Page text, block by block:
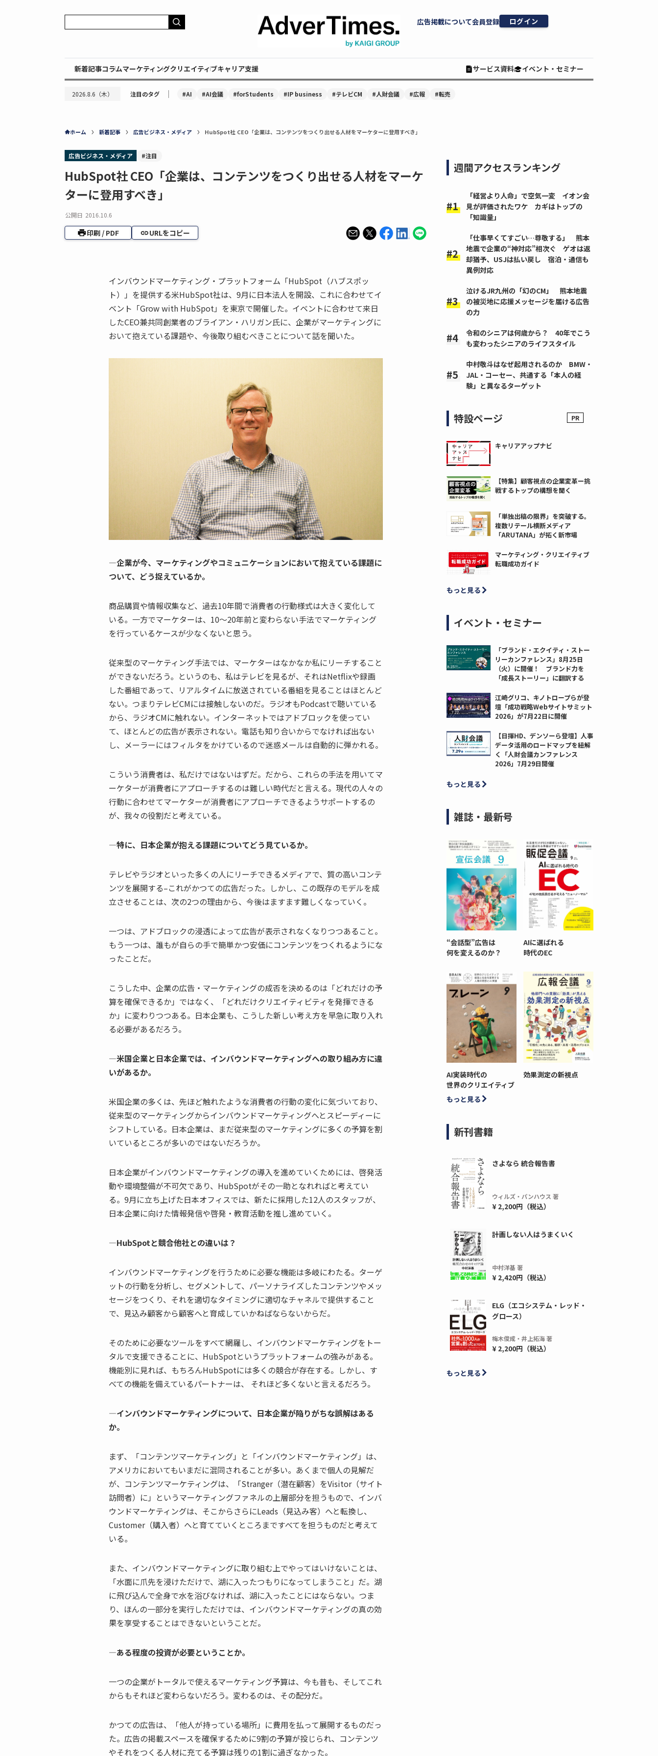
広告掲載について会員登録 ログイン
新着記事コラムマーケティングクリエイティブキャリア支援 サービス資料 イベント・セミナー
2026.8.6（木） 注目のタグ ｜ #AI #AI会議 #forStudents #IP business #テレビCM #人財会議 #広報 #転売
ホーム 新着記事 広告ビジネス・メディア HubSpot社 CEO「企業は、コンテンツをつくり出せる人材をマーケターに登用すべき」
広告ビジネス・メディア #注目
HubSpot社 CEO「企業は、コンテンツをつくり出せる人材をマーケ
ターに登用すべき」
公開日 2016.10.6
印刷 / PDF URLをコピー
インバウンドマーケティング・プラットフォーム「HubSpot（ハブスポッ
ト）」を提供する米HubSpot社は、9月に日本法人を開設、これに合わせてイ
ベント「Grow with HubSpot」を東京で開催した。イベントに合わせて来日
したCEO兼共同創業者のブライアン・ハリガン氏に、企業がマーケティングに
おいて抱えている課題や、今後取り組むべきことについて話を聞いた。
—企業が今、マーケティングやコミュニケーションにおいて抱えている課題に
ついて、どう捉えているか。
商品購買や情報収集など、過去10年間で消費者の行動様式は大きく変化して
いる。一方でマーケターは、10〜20年前と変わらない手法でマーケティング
を行っているケースが少なくないと思う。
従来型のマーケティング手法では、マーケターはなかなか私にリーチすること
ができないだろう。というのも、私はテレビを見るが、それはNetflixや録画
した番組であって、リアルタイムに放送されている番組を見ることはほとんど
ない。つまりテレビCMには接触しないのだ。ラジオもPodcastで聴いている
から、ラジオCMに触れない。インターネットではアドブロックを使ってい
て、ほとんどの広告が表示されない。電話も知り合いからでなければ出ない
し、メーラーにはフィルタをかけているので迷惑メールは自動的に弾かれる。
こういう消費者は、私だけではないはずだ。だから、これらの手法を用いてマ
ーケターが消費者にアプローチするのは難しい時代だと言える。現代の人々の
行動に合わせてマーケターが消費者にアプローチできるようサポートするの
が、我々の役割だと考えている。
—特に、日本企業が抱える課題についてどう見ているか。
テレビやラジオといった多くの人にリーチできるメディアで、質の高いコンテ
ンツを展開する–これがかつての広告だった。しかし、この既存のモデルを成
立させることは、次の2つの理由から、今後はますます難しくなっていく。
一つは、アドブロックの浸透によって広告が表示されなくなりつつあること。
もう一つは、誰もが自らの手で簡単かつ安価にコンテンツをつくれるようにな
ったことだ。
こうした中、企業の広告・マーケティングの成否を決めるのは「どれだけの予
算を確保できるか」ではなく、「どれだけクリエイティビティを発揮できる
か」に変わりつつある。日本企業も、こうした新しい考え方を早急に取り入れ
る必要があるだろう。
—米国企業と日本企業では、インバウンドマーケティングへの取り組み方に違
いがあるか。
米国企業の多くは、先ほど触れたような消費者の行動の変化に気づいており、
従来型のマーケティングからインバウンドマーケティングへとスピーディーに
シフトしている。日本企業は、まだ従来型のマーケティングに多くの予算を割
いているところが多いのではないだろうか。
日本企業がインバウンドマーケティングの導入を進めていくためには、啓発活
動や環境整備が不可欠であり、HubSpotがその一助となれればと考えてい
る。9月に立ち上げた日本オフィスでは、新たに採用した12人のスタッフが、
日本企業に向けた情報発信や啓発・教育活動を推し進めていく。
—HubSpotと競合他社との違いは？
インバウンドマーケティングを行うために必要な機能は多岐にわたる。ターゲ
ットの行動を分析し、セグメントして、パーソナライズしたコンテンツやメッ
セージをつくり、それを適切なタイミングに適切なチャネルで提供すること
で、見込み顧客から顧客へと育成していかねばならないからだ。
そのために必要なツールをすべて網羅し、インバウンドマーケティングをトー
タルで支援できることに、HubSpotというプラットフォームの強みがある。
機能別に見れば、もちろんHubSpotには多くの競合が存在する。しかし、す
べての機能を備えているパートナーは、 それほど多くないと言えるだろう。
—インバウンドマーケティングについて、日本企業が陥りがちな誤解はある
か。
まず、「コンテンツマーケティング」と「インバウンドマーケティング」は、
アメリカにおいてもいまだに混同されることが多い。あくまで個人の見解だ
が、コンテンツマーケティングは、「Stranger（潜在顧客）をVisitor（サイト
訪問者）に」というマーケティングファネルの上層部分を担うもので、インバ
ウンドマーケティングは、そこからさらにLeads（見込み客）へと転換し、
Customer（購入者）へと育てていくところまですべてを担うものだと考えて
いる。
また、インバウンドマーケティングに取り組む上でやってはいけないことは、
「水面に爪先を浸けただけで、湖に入ったつもりになってしまうこと」だ。湖
に飛び込んで全身で水を浴びなければ、湖に入ったことにはならない。つま
り、ほんの一部分を実行しただけでは、インバウンドマーケティングの真の効
果を享受することはできないということだ。
—ある程度の投資が必要ということか。
一つの企業がトータルで使えるマーケティング予算は、今も昔も、そしてこれ
からもそれほど変わらないだろう。変わるのは、その配分だ。
かつての広告は、「他人が持っている場所」に費用を払って展開するものだっ
た。広告の掲載スペースを確保するために9割の予算が投じられ、コンテンツ
やそれをつくる人材に充てる予算は残りの1割に過ぎなかった。
週間アクセスランキング
「経営より人命」で空気一変 イオン会
見が評価されたワケ カギはトップの
「知識量」
「仕事早くてすごい…尊敬する」 熊本
地震で企業の“神対応”相次ぐ ゲオは返
却猶予、USJは払い戻し 宿泊・通信も
異例対応
泣けるJR九州の「幻のCM」 熊本地震
の被災地に応援メッセージを届ける広告
の力
令和のシニアは何歳から？ 40年でこう
も変わったシニアのライフスタイル
中村敬斗はなぜ起用されるのか BMW・
JAL・コーセー、共通する「本人の経
験」と異なるターゲット
特設ページ
キャリアアップナビ
【特集】顧客視点の企業変革ー挑
戦するトップの構想を聞く
「単独出稿の限界」を突破する。
複数リテール横断メディア
「ARUTANA」が拓く新市場
マーケティング・クリエイティブ
転職成功ガイド
もっと見る
イベント・セミナー
「ブランド・エクイティ・ストー
リーカンファレンス」8月25日
（火）に開催！ ブランド力を
「成長ストーリー」に翻訳する
江崎グリコ、キノトロープらが登
壇「成功戦略Webサイトサミット
2026」が7月22日に開催
【日揮HD、デンソーら登壇】人事
データ活用のロードマップを紐解
く「人財会議カンファレンス
2026」7月29日開催
もっと見る
雑誌・最新号
“会話型”広告は
何を変えるのか？
AIに選ばれる
時代のEC
AI実装時代の
世界のクリエイティブ
効果測定の新視点
もっと見る
新刊書籍
さよなら 統合報告書
ウィルズ・パンハウス 著
¥ 2,200円（税込）
計画しない人はうまくいく
中村洋基 著
¥ 2,420円（税込）
ELG（エコシステム・レッド・
グロース）
梅木俊成・井上拓海 著
¥ 2,200円（税込）
もっと見る